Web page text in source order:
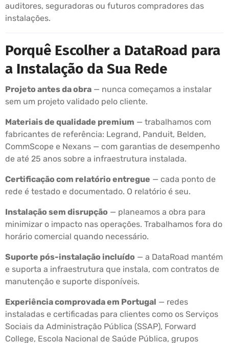
auditores, seguradoras ou futuros compradores das
instalações.
Porquê Escolher a DataRoad para
a Instalação da Sua Rede
Projeto antes da obra — nunca começamos a instalar
sem um projeto validado pelo cliente.
Materiais de qualidade premium — trabalhamos com
fabricantes de referência: Legrand, Panduit, Belden,
CommScope e Nexans — com garantias de desempenho
de até 25 anos sobre a infraestrutura instalada.
Certificação com relatório entregue — cada ponto de
rede é testado e documentado. O relatório é seu.
Instalação sem disrupção — planeamos a obra para
minimizar o impacto nas operações. Trabalhamos fora do
horário comercial quando necessário.
Suporte pós-instalação incluído — a DataRoad mantém
e suporta a infraestrutura que instala, com contratos de
manutenção e suporte disponíveis.
Experiência comprovada em Portugal — redes
instaladas e certificadas para clientes como os Serviços
Sociais da Administração Pública (SSAP), Forward
College, Escola Nacional de Saúde Pública, grupos